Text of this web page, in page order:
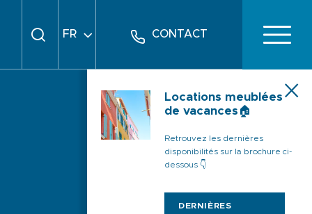
FR CONTACT
Locations meublées
de vacances🏠
Retrouvez les dernières
disponibilités sur la brochure ci-
dessous 👇
DERNIÈRES